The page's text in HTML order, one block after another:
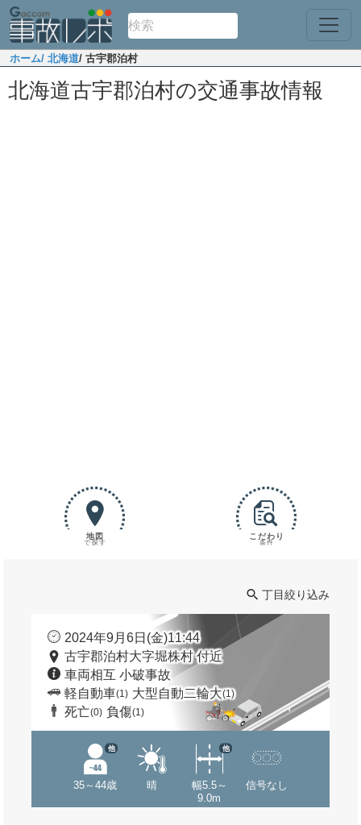
ホーム/ 北海道/ 古宇郡泊村
北海道古宇郡泊村の交通事故情報
地図
で探す
こだわり
条件
丁目絞り込み
2024年9月6日(金)11:44
古宇郡泊村大字堀株村 付近
車両相互 小破事故
軽自動車(1) 大型自動二輪大(1)
死亡(0) 負傷(1)
35～44歳
他
晴
幅5.5～
9.0m
他
信号なし